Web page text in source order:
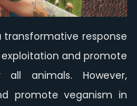
response
and promote
animals. However,
promote veganism in